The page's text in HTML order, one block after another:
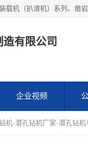
有限公司
企业视频
机-潜孔钻机厂家-潜孔钻